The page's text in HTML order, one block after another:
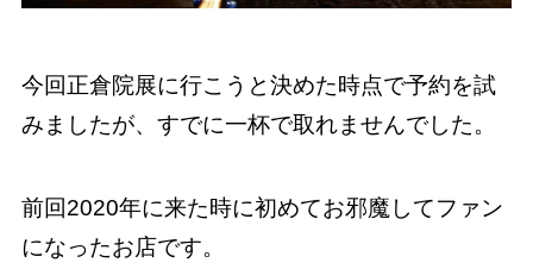
今回正倉院展に行こうと決めた時点で予約を試
みましたが、すでに一杯で取れませんでした。
前回2020年に来た時に初めてお邪魔してファン
になったお店です。